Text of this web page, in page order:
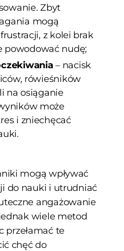
Zbyt
mogą
z kolei brak
powodować nudę;
– nacisk
rówieśników
na osiąganie
może
i zniechęcać
mogą wpływać
do nauki i utrudniać
angażowanie
wiele metod
przełamać te
chęć do